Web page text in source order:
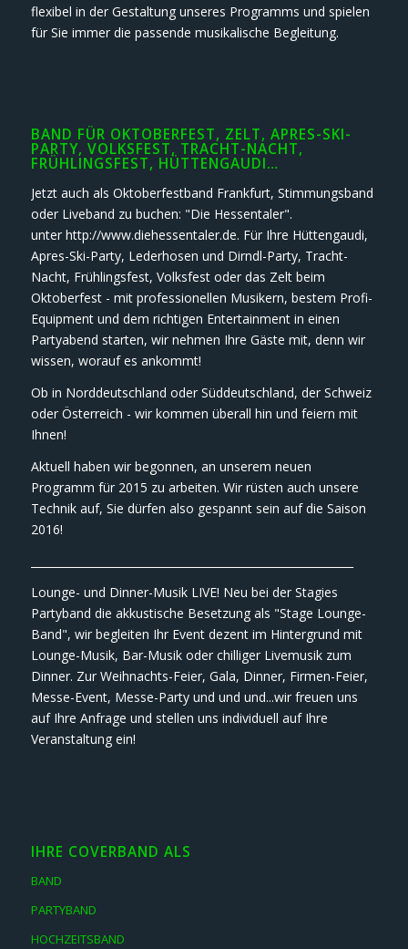
flexibel in der Gestaltung unseres Programms und spielen
für Sie immer die passende musikalische Begleitung.
BAND FÜR OKTOBERFEST, ZELT, APRES-SKI-
PARTY, VOLKSFEST, TRACHT-NACHT,
FRÜHLINGSFEST, HÜTTENGAUDI…
Jetzt auch als Oktoberfestband Frankfurt, Stimmungsband
oder Liveband zu buchen: "Die Hessentaler".
unter http://www.diehessentaler.de. Für Ihre Hüttengaudi,
Apres-Ski-Party, Lederhosen und Dirndl-Party, Tracht-
Nacht, Frühlingsfest, Volksfest oder das Zelt beim
Oktoberfest - mit professionellen Musikern, bestem Profi-
Equipment und dem richtigen Entertainment in einen
Partyabend starten, wir nehmen Ihre Gäste mit, denn wir
wissen, worauf es ankommt!
Ob in Norddeutschland oder Süddeutschland, der Schweiz
oder Österreich - wir kommen überall hin und feiern mit
Ihnen!
Aktuell haben wir begonnen, an unserem neuen
Programm für 2015 zu arbeiten. Wir rüsten auch unsere
Technik auf, Sie dürfen also gespannt sein auf die Saison
2016!
Lounge- und Dinner-Musik LIVE! Neu bei der Stagies
Partyband die akkustische Besetzung als "Stage Lounge-
Band", wir begleiten Ihr Event dezent im Hintergrund mit
Lounge-Musik, Bar-Musik oder chilliger Livemusik zum
Dinner. Zur Weihnachts-Feier, Gala, Dinner, Firmen-Feier,
Messe-Event, Messe-Party und und und...wir freuen uns
auf Ihre Anfrage und stellen uns individuell auf Ihre
Veranstaltung ein!
IHRE COVERBAND ALS
BAND
PARTYBAND
HOCHZEITSBAND